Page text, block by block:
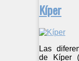
Kíper
Las
de Kíper